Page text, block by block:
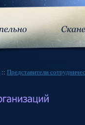
::Представители